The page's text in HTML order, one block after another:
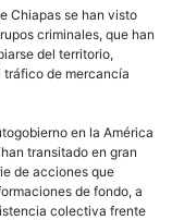
Chiapas se han visto
criminales, que han
del territorio,
tráfico de mercancía
en la América
transitado en gran
de acciones que
de fondo, a
colectiva frente